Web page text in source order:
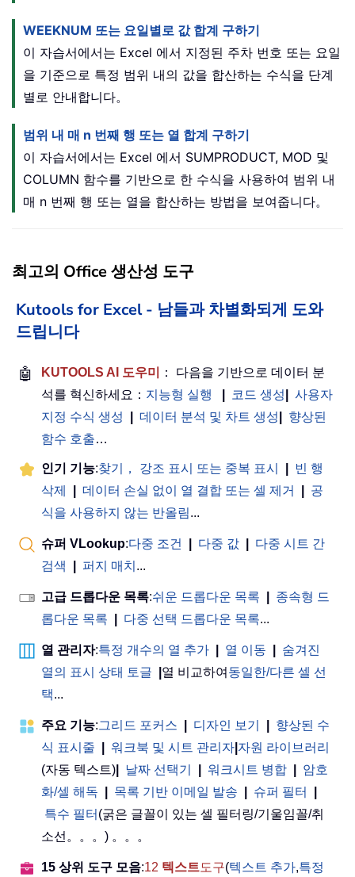
WEEKNUM 또는 요일별로 값 합계 구하기
이 자습서에서는 Excel 에서 지정된 주차 번호 또는 요일
을 기준으로 특정 범위 내의 값을 합산하는 수식을 단계
별로 안내합니다。
범위 내 매 n 번째 행 또는 열 합계 구하기
이 자습서에서는 Excel 에서 SUMPRODUCT, MOD 및
COLUMN 함수를 기반으로 한 수식을 사용하여 범위 내
매 n 번째 행 또는 열을 합산하는 방법을 보여줍니다。
최고의 Office 생산성 도구
Kutools for Excel - 남들과 차별화되게 도와
드립니다
🤖 KUTOOLS AI 도우미
： 다음을 기반으로 데이터 분
석를 혁신하세요： 지능형 실행 코드 생성
사용자
지정 수식 생성
데이터 분석 및 차트 생성
향상된
함수 호출…
인기 기능:찾기， 강조 표시 또는 중복 표시
빈 행
삭제
데이터 손실 없이 열 결합 또는 셀 제거
공
식을 사용하지 않는 반올림...
슈퍼 VLookup:다중 조건 다중 값
다중 시트 간
검색
퍼지 매치 ...
고급 드롭다운 목록:쉬운 드롭다운 목록
종속형 드
롭다운 목록
다중 선택 드롭다운 목록...
열 관리자:특정 개수의 열 추가 열 이동
숨겨진
열의 표시 상태 토글
열 비교하여 동일한/다른 셀 선
택...
주요 기능:그리드 포커스 디자인 보기
향상된 수
식 표시줄
워크북 및 시트 관리자 자원 라이브러리
(자동 텍스트)
날짜 선택기 워크시트 병합
암호
화/셀 해독
목록 기반 이메일 발송 슈퍼 필터
특수 필터 (굵은 글꼴이 있는 셀 필터링/기울임꼴/취
소선。。。) 。。。
15 상위 도구 모음:12 텍스트도구(텍스트 추가,특정